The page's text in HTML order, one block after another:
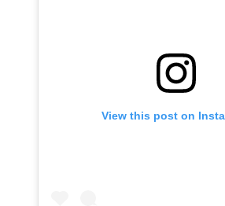
View this post on